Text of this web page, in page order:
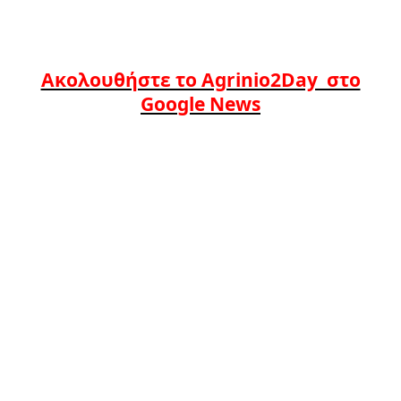
Ακολουθήστε το Agrinio2Day στο
Google News